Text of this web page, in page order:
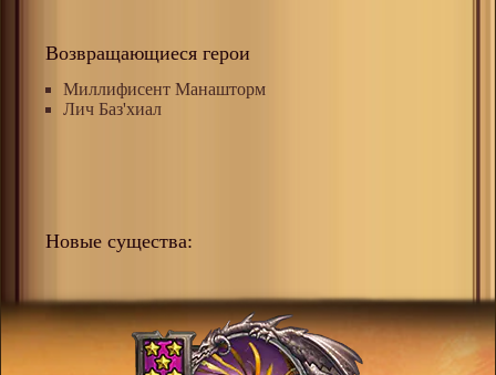
Возвращающиеся герои
Миллифисент Манашторм
Лич Баз'хиал
Новые существа: